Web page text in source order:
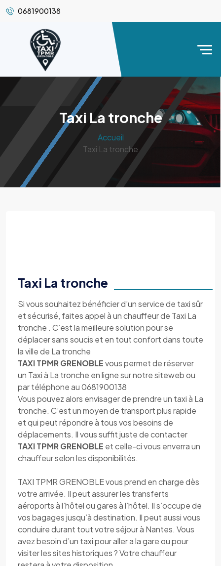
0681900138
Taxi La tronche
Accueil
Taxi La tronche
Taxi La tronche
Si vous souhaitez bénéficier d’un service de taxi sûr
et sécurisé, faites appel à un chauffeur de Taxi La
tronche . C’est la meilleure solution pour se
déplacer sans soucis et en tout confort dans toute
la ville de La tronche
TAXI TPMR GRENOBLEvous permet de réserver
un Taxi à La tronche en ligne sur notre siteweb ou
par téléphone au 0681900138
Vous pouvez alors envisager de prendre un taxi à La
tronche. C’est un moyen de transport plus rapide
et qui peut répondre à tous vos besoins de
déplacements. Il vous suffit juste de contacter
TAXI TPMR GRENOBLE et celle-ci vous enverra un
chauffeur selon les disponibilités.
TAXI TPMR GRENOBLE vous prend en charge dès
votre arrivée. Il peut assurer les transferts
aéroports à l’hôtel ou gares à l’hôtel. Il s’occupe de
vos bagages jusqu’à destination. Il peut aussi vous
conduire durant tout votre séjour à Nantes. Vous
avez besoin d’un taxi pour aller a la gare ou pour
visiter les sites historiques ? Votre chauffeur